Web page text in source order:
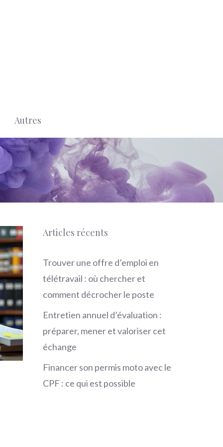
Autres
Articles récents
Trouver une offre d’emploi en
télétravail : où chercher et
comment décrocher le poste
Entretien annuel d’évaluation :
préparer, mener et valoriser cet
échange
Financer son permis moto avec le
CPF : ce qui est possible